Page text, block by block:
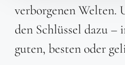
verborgenen Welten.
den Schlüssel dazu –
guten, besten oder